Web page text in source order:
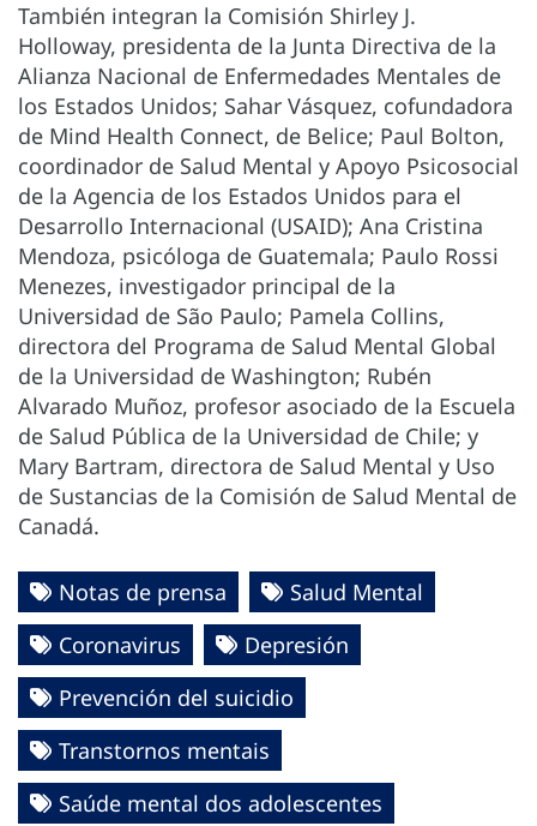
También integran la Comisión Shirley J.
Holloway, presidenta de la Junta Directiva de la
Alianza Nacional de Enfermedades Mentales de
los Estados Unidos; Sahar Vásquez, cofundadora
de Mind Health Connect, de Belice; Paul Bolton,
coordinador de Salud Mental y Apoyo Psicosocial
de la Agencia de los Estados Unidos para el
Desarrollo Internacional (USAID); Ana Cristina
Mendoza, psicóloga de Guatemala; Paulo Rossi
Menezes, investigador principal de la
Universidad de São Paulo; Pamela Collins,
directora del Programa de Salud Mental Global
de la Universidad de Washington; Rubén
Alvarado Muñoz, profesor asociado de la Escuela
de Salud Pública de la Universidad de Chile; y
Mary Bartram, directora de Salud Mental y Uso
de Sustancias de la Comisión de Salud Mental de
Canadá.
Notas de prensa
Salud Mental
Coronavirus
Depresión
Prevención del suicidio
Transtornos mentais
Saúde mental dos adolescentes